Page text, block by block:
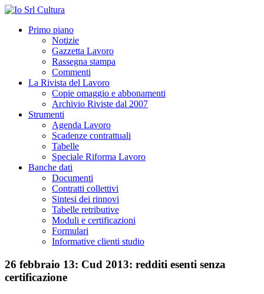
Primo piano
Notizie
Gazzetta Lavoro
Rassegna stampa
Commenti
La Rivista del Lavoro
Copie omaggio e abbonamenti
Archivio Riviste dal 2007
Strumenti
Agenda Lavoro
Scadenze contrattuali
Tabelle
Speciale Riforma Lavoro
Banche dati
Documenti
Contratti collettivi
Sintesi dei rinnovi
Tabelle retributive
Moduli e certificazioni
Formulari
Informative clienti studio
26 febbraio 13: Cud 2013: redditi esenti senza
certificazione